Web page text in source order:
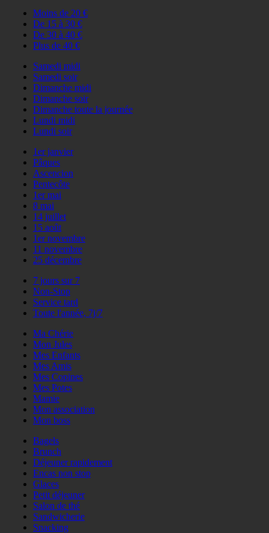
Moins de 20 €
De 15 à 30 €
De 30 à 40 €
Plus de 40 €
Samedi midi
Samedi soir
Dimanche midi
Dimanche soir
Dimanche toute la journée
Lundi midi
Lundi soir
1er janvier
Pâques
Ascencion
Pentecôte
1er mai
8 mai
14 juillet
15 août
1er novembre
11 novembre
25 décembre
7 jours sur 7
Non-Stop
Service tard
Toute l'année, 7j/7
Ma Chérie
Mon Jules
Mes Enfants
Mes Amis
Mes Copines
Mes Potes
Mamie
Mon association
Mon boss
Bagels
Brunch
Déjeuner rapidement
Encas non stop
Glaces
Petit déjeuner
Salon de thé
Sandwicherie
Snacking